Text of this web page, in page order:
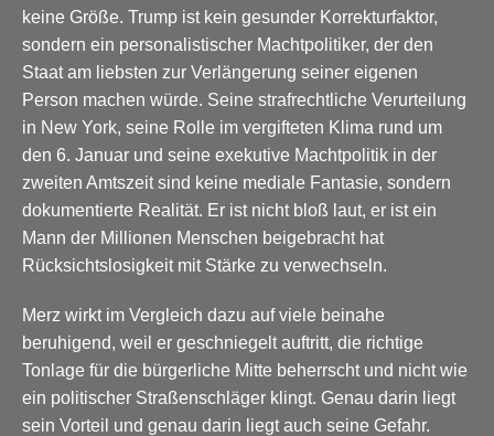
keine Größe. Trump ist kein gesunder Korrekturfaktor,
sondern ein personalistischer Machtpolitiker, der den
Staat am liebsten zur Verlängerung seiner eigenen
Person machen würde. Seine strafrechtliche Verurteilung
in New York, seine Rolle im vergifteten Klima rund um
den 6. Januar und seine exekutive Machtpolitik in der
zweiten Amtszeit sind keine mediale Fantasie, sondern
dokumentierte Realität. Er ist nicht bloß laut, er ist ein
Mann der Millionen Menschen beigebracht hat
Rücksichtslosigkeit mit Stärke zu verwechseln.
Merz wirkt im Vergleich dazu auf viele beinahe
beruhigend, weil er geschniegelt auftritt, die richtige
Tonlage für die bürgerliche Mitte beherrscht und nicht wie
ein politischer Straßenschläger klingt. Genau darin liegt
sein Vorteil und genau darin liegt auch seine Gefahr.